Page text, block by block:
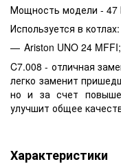
Мощность модели - 47
Используется в котлах:
Ariston UNO 24 MFFI;
C7.008 - отличная
легко заменит
но и за счет
улучшит общее
Характеристики